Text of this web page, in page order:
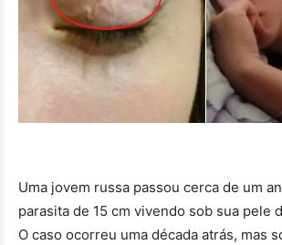
Uma jovem russa passou cerca de um
parasita de 15 cm vivendo sob sua pele
O caso ocorreu uma década atrás, mas